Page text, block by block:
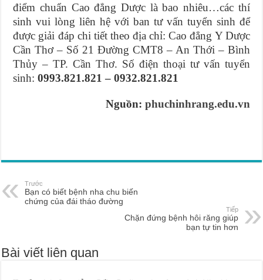
điểm chuẩn Cao đẳng Dược là bao nhiêu…các thí
sinh vui lòng liên hệ với ban tư vấn tuyển sinh để
được giải đáp chi tiết theo địa chỉ: Cao đẳng Y Dược
Cần Thơ – Số 21 Đường CMT8 – An Thới – Bình
Thủy – TP. Cần Thơ. Số điện thoại tư vấn tuyển
sinh:0993.821.821 – 0932.821.821
Nguồn: phuchinhrang.edu.vn
Trước
Bạn có biết bệnh nha chu biến
chứng của đái tháo đường
Tiếp
Chặn đứng bệnh hôi răng giúp
bạn tự tin hơn
Bài viết liên quan